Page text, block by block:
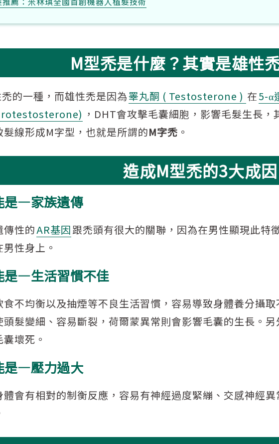
M型禿是什麼？其實是雄性
的一種，而雄性禿是因為睪丸酮 ( Testosterone ) 在5-α
，DHT會攻擊毛囊細胞，影響毛髮生長
髮線形成M字型，也就是所謂的M字禿 。
造成M型禿的3大成因
是—家族遺傳
傳性的AR基因跟禿頭有很大的關聯，因為在男性顯現此特
性身上。
是—生活習慣不佳
食不均衡以及抽煙等不良生活習慣，容易導致身體養分攝
頭髮變細、容易斷裂，荷爾蒙異常則會影響毛囊的生長。
壞死。
是—壓力過大
體會有相對的制衡反應，容易有神經過度緊繃、交感神經